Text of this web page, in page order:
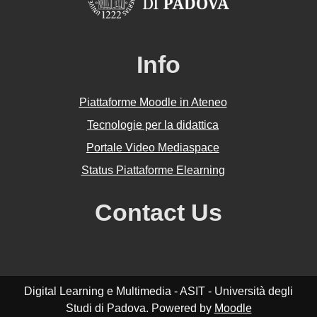
Info
Piattaforme Moodle in Ateneo
Tecnologie per la didattica
Portale Video Mediaspace
Status Piattaforme Elearning
Contact Us
Digital Learning e Multimedia - ASIT - Università degli
Studi di Padova. Powered by Moodle